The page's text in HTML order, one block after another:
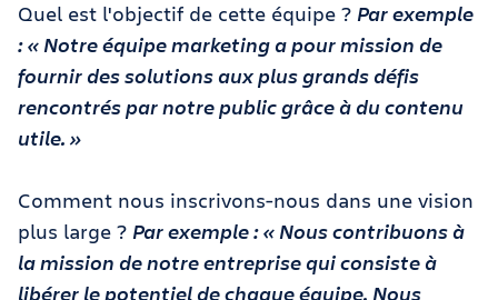
Quel est l'objectif de cette équipe ? Par exemple
: « Notre équipe marketing a pour mission de
fournir des solutions aux plus grands défis
rencontrés par notre public grâce à du contenu
utile. »
Comment nous inscrivons-nous dans une vision
plus large ? Par exemple : « Nous contribuons à
la mission de notre entreprise qui consiste à
libérer le potentiel de chaque équipe. Nous